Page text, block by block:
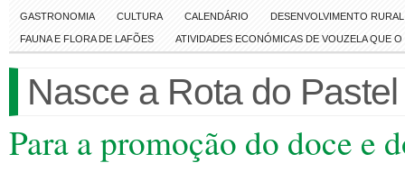
GASTRONOMIA CULTURA CALENDÁRIO DESENVOLVIMENTO RURAL
FAUNA E FLORA DE LAFÕES ATIVIDADES ECONÓMICAS DE VOUZELA QUE
Nasce a Rota do
Para a promoção do doce e